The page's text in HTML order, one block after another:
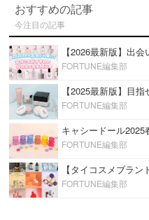
おすすめの記事
今注目の記事
FORTUNE編集部
FORTUNE編集部
FORTUNE編集部
FORTUNE編集部